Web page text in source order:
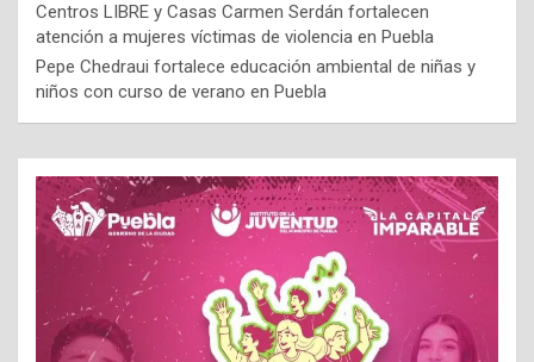
Centros LIBRE y Casas Carmen Serdán fortalecen
atención a mujeres víctimas de violencia en Puebla
Pepe Chedraui fortalece educación ambiental de niñas y
niños con curso de verano en Puebla